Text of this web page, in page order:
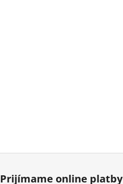
Prijímame online platby